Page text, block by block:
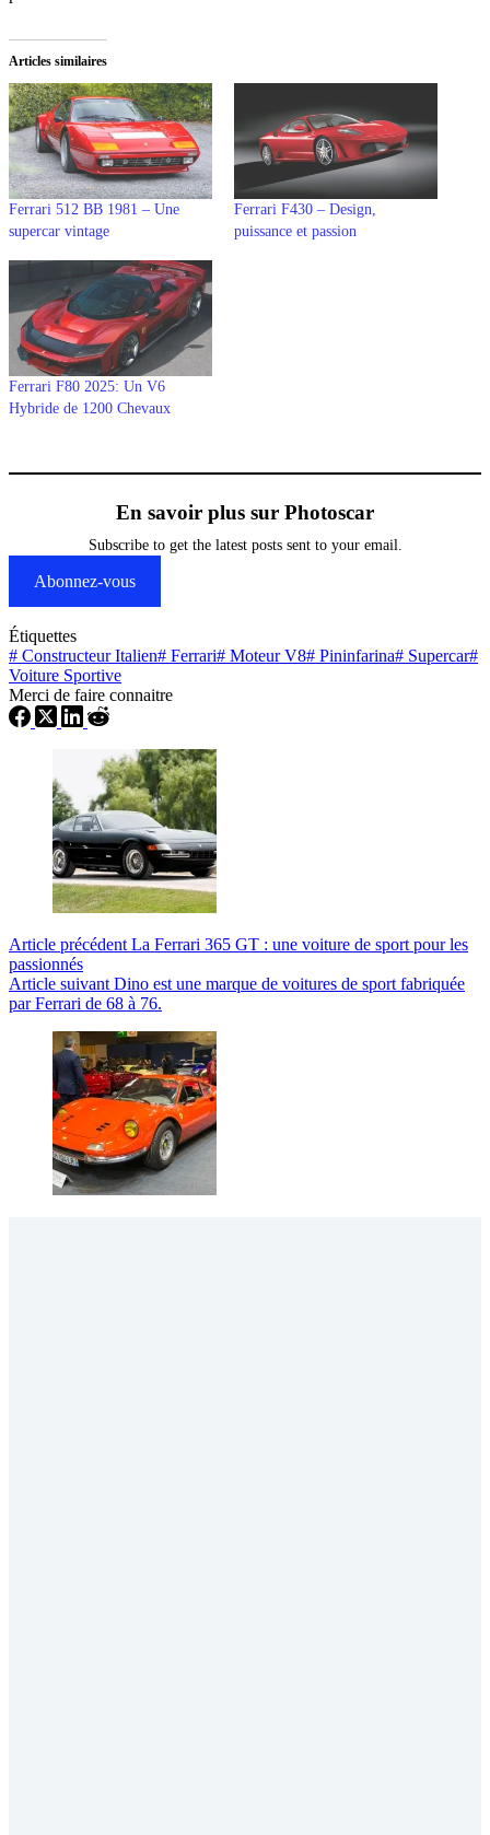
Articles similaires
Ferrari 512 BB 1981 – Une
supercar vintage
Ferrari F430 – Design,
puissance et passion
Ferrari F80 2025: Un V6
Hybride de 1200 Chevaux
En savoir plus sur Photoscar
Subscribe to get the latest posts sent to your email.
Abonnez-vous
Étiquettes
# Constructeur Italien# Ferrari# Moteur V8# Pininfarina# Supercar#
Voiture Sportive
Merci de faire connaitre
Article précédent La Ferrari 365 GT : une voiture de sport pour les
passionnés
Article suivant Dino est une marque de voitures de sport fabriquée
par Ferrari de 68 à 76.